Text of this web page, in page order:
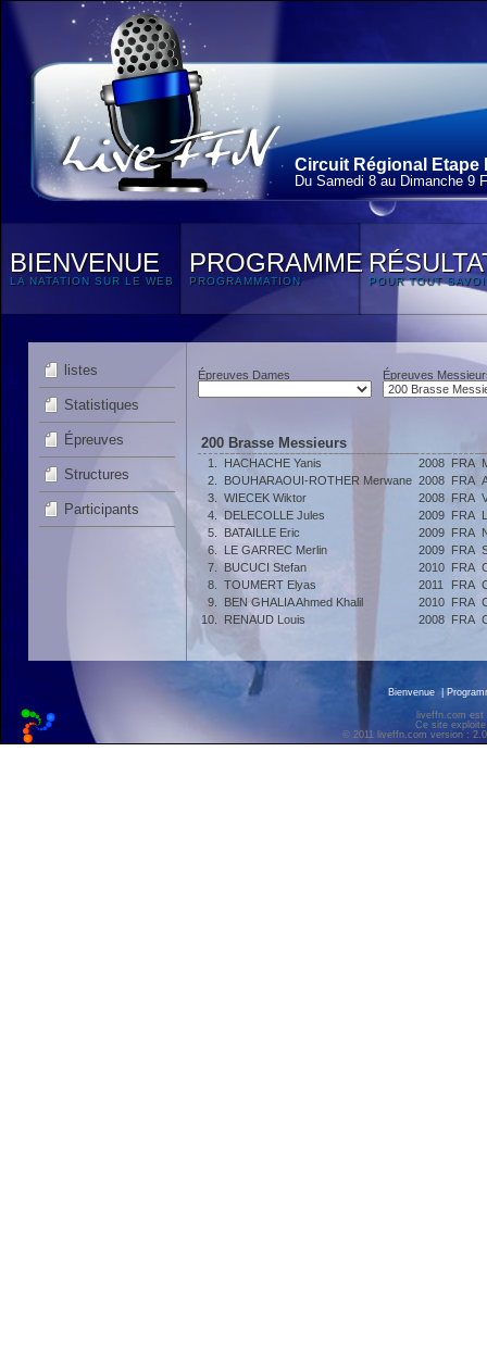
Circuit Régional Etape
Du Samedi 8 au Dimanche 9
BIENVENUE
LA NATATION SUR LE WEB
PROGRAMME
PROGRAMMATION POUR TOUT
listes
Statistiques
Épreuves
Structures
Participants
Épreuves Dames Épreuves
200 Brasse Messieurs
1. HACHACHE Yanis 2008 FRA
2.
BOUHARAOUI-ROTHER Merwane 2008 FRA
3.
WIECEK Wiktor 2008 FRA
4.
DELECOLLE Jules 2009 FRA
5.
BATAILLE Eric 2009 FRA
6.
LE GARREC Merlin 2009 FRA
7.
BUCUCI Stefan 2010 FRA
8.
TOUMERT Elyas 2011 FRA
9.
BEN GHALIA Ahmed Khalil 2010 FRA
10.
RENAUD Louis 2008 FRA
Bienvenue
liveffn.com est
Ce site
© 2011 liveffn.com version :